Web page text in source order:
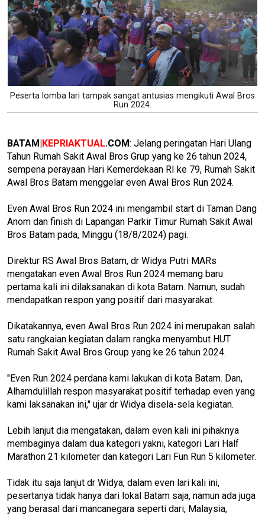
Peserta lomba lari tampak sangat antusias mengikuti Awal Bros
Run 2024.
BATAM|KEPRIAKTUAL.COM: Jelang peringatan Hari Ulang
Tahun Rumah Sakit Awal Bros Grup yang ke 26 tahun 2024,
sempena perayaan Hari Kemerdekaan RI ke 79, Rumah Sakit
Awal Bros Batam menggelar even Awal Bros Run 2024.
Even Awal Bros Run 2024 ini mengambil start di Taman Dang
Anom dan finish di Lapangan Parkir Timur Rumah Sakit Awal
Bros Batam pada, Minggu (18/8/2024) pagi.
Direktur RS Awal Bros Batam, dr Widya Putri MARs
mengatakan even Awal Bros Run 2024 memang baru
pertama kali ini dilaksanakan di kota Batam. Namun, sudah
mendapatkan respon yang positif dari masyarakat.
Dikatakannya, even Awal Bros Run 2024 ini merupakan salah
satu rangkaian kegiatan dalam rangka menyambut HUT
Rumah Sakit Awal Bros Group yang ke 26 tahun 2024.
"Even Run 2024 perdana kami lakukan di kota Batam. Dan,
Alhamdulillah respon masyarakat positif terhadap even yang
kami laksanakan ini," ujar dr Widya disela-sela kegiatan.
Lebih lanjut dia mengatakan, dalam even kali ini pihaknya
membaginya dalam dua kategori yakni, kategori Lari Half
Marathon 21 kilometer dan kategori Lari Fun Run 5 kilometer.
Tidak itu saja lanjut dr Widya, dalam even lari kali ini,
pesertanya tidak hanya dari lokal Batam saja, namun ada juga
yang berasal dari mancanegara seperti dari, Malaysia,